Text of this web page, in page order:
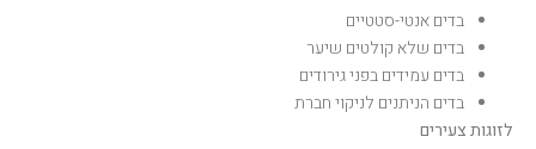
בדים אנטי-סטטיים
בדים שלא קולטים שיער
בדים עמידים בפני גירודים
בדים הניתנים לניקוי חברת
לזוגות צעירים